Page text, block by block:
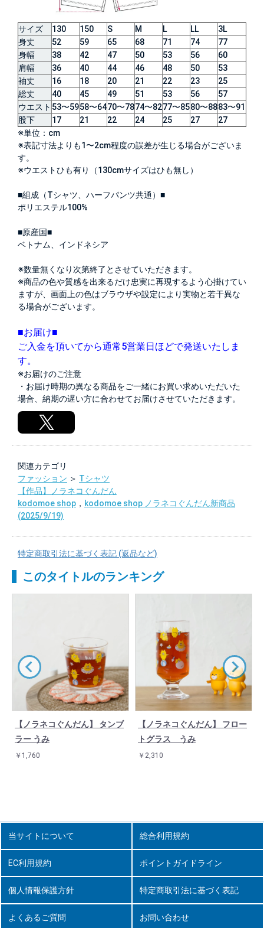
サイズ 130 150 S M L LL
3L
身丈
52 59 65 68 71 74
77
身幅
38 42 47 50 53 56
60
肩幅
36 40 44 46 48 50
53
袖丈
16 18 20 21 22 23
25
総丈
40 45 49 51 53 56
57
ウエスト 53〜5958〜6470〜7874〜8277〜8580〜8883〜91
股下
17 21 22 24 25 27
27
※単位：cm
※表記寸法よりも1〜2cm程度の誤差が生じる場合がございま
す。
※ウエストひも有り（130cmサイズはひも無し）
■組成（Tシャツ、ハーフパンツ共通）■
ポリエステル100%
■原産国■
ベトナム、インドネシア
※数量無くなり次第終了とさせていただきます。
※商品の色や質感を出来るだけ忠実に再現するよう心掛けてい
ますが、画面上の色はブラウザや設定により実物と若干異な
る場合がございます。
■お届け■
ご入金を頂いてから通常5営業日ほどで発送いたしま
す。
※お届けのご注意
・お届け時期の異なる商品をご一緒にお買い求めいただいた
場合、納期の遅い方に合わせてお届けさせていただきます。
関連カテゴリ
ファッション ＞ Tシャツ
【作品】ノラネコぐんだん
kodomoe shop ， kodomoe shop ノラネコぐんだん新商品
(2025/9/19)
特定商取引法に基づく表記 (返品など)
このタイトルのランキング
【ノラネコぐんだん】 タンブ
ラー うみ
￥1,760
【ノラネコぐんだん】 フロー
トグラス うみ
￥2,310
当サイトについて 総合利用規約
EC利用規約 ポイントガイドライン
個人情報保護方針 特定商取引法に基づく表記
よくあるご質問 お問い合わせ